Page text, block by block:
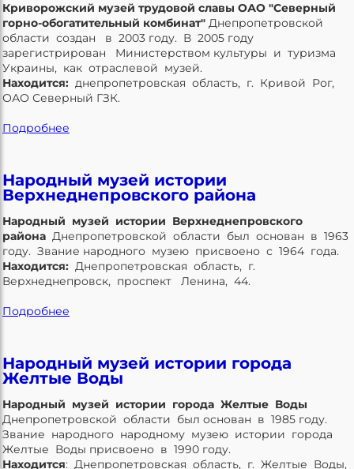
Криворожский музей трудовой славы ОАО "Северный
горно-обогатительный комбинат" Днепропетровской
области создан в 2003 году. В 2005 году
зарегистрирован Министерством культуры и туризма
Украины, как отраслевой музей.
Находится: днепропетровская область, г. Кривой Рог,
ОАО Северный ГЗК.
Подробнее
Народный музей истории
Верхнеднепровского района
Народный музей истории Верхнеднепровского
района Днепропетровской области был основан в 1963
году. Звание народного музею присвоено с 1964 года.
Находится: Днепропетровская область, г.
Верхнеднепровск, проспект Ленина, 44.
Подробнее
Народный музей истории города
Желтые Воды
Народный музей истории города Желтые Воды
Днепропетровской области был основан в 1985 году.
Звание народного народному музею истории города
Желтые Воды присвоено в 1990 году.
Находится: Днепропетровская область, г. Желтые Воды,